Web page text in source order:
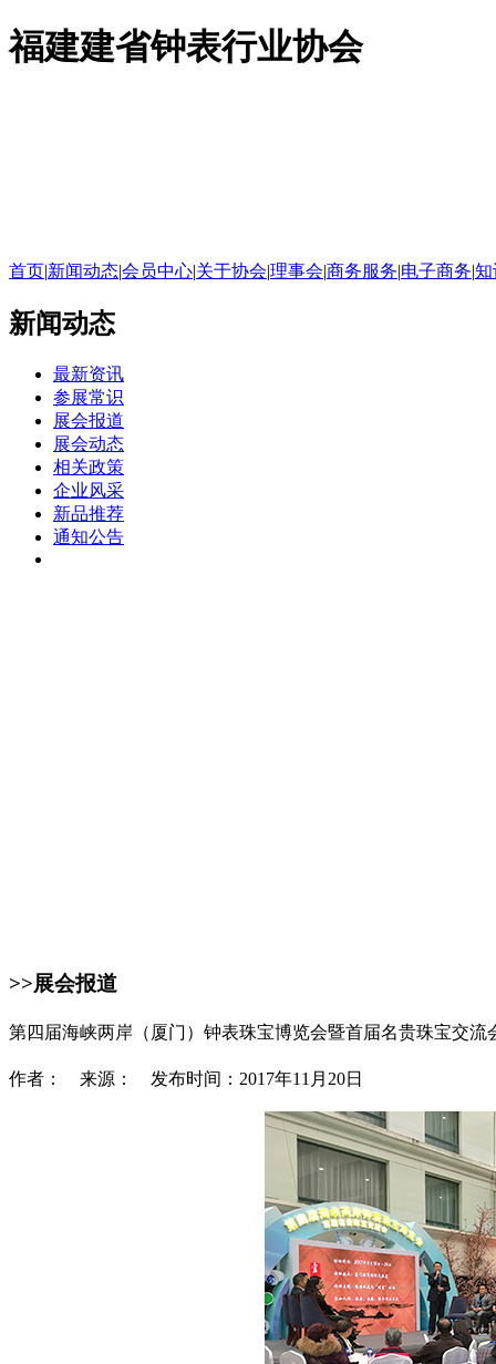
福建建省钟表行业协会
首页|新闻动态|会员中心|关于协会|理事会|商务服务|电子商务|知
新闻动态
最新资讯
参展常识
展会报道
展会动态
相关政策
企业风采
新品推荐
通知公告
>>展会报道
第四届海峡两岸（厦门）钟表珠宝博览会暨首届名贵珠宝交流
作者： 来源： 发布时间：2017年11月20日